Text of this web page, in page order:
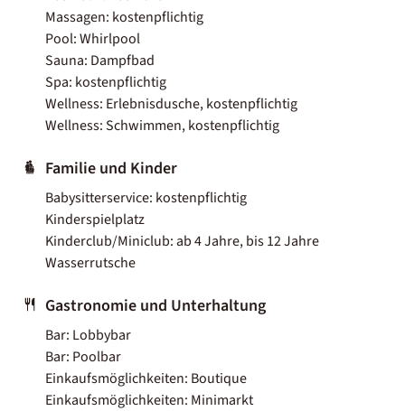
Massagen: kostenpflichtig
Pool: Whirlpool
Sauna: Dampfbad
Spa: kostenpflichtig
Wellness: Erlebnisdusche, kostenpflichtig
Wellness: Schwimmen, kostenpflichtig
Familie und Kinder
Babysitterservice: kostenpflichtig
Kinderspielplatz
Kinderclub/Miniclub: ab 4 Jahre, bis 12 Jahre
Wasserrutsche
Gastronomie und Unterhaltung
Bar: Lobbybar
Bar: Poolbar
Einkaufsmöglichkeiten: Boutique
Einkaufsmöglichkeiten: Minimarkt